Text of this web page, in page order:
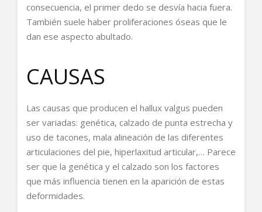
consecuencia, el primer dedo se desvía hacia fuera.
También suele haber proliferaciones óseas que le
dan ese aspecto abultado.
CAUSAS
Las causas que producen el hallux valgus pueden
ser variadas: genética, calzado de punta estrecha y
uso de tacones, mala alineación de las diferentes
articulaciones del pie, hiperlaxitud articular,… Parece
ser que la genética y el calzado son los factores
que más influencia tienen en la aparición de estas
deformidades.